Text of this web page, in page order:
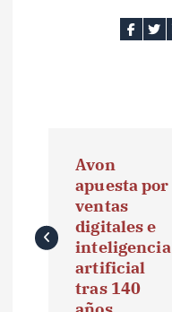
v
e
Avon
apuesta por
ventas
digitales e
inteligencia
artificial
tras 140